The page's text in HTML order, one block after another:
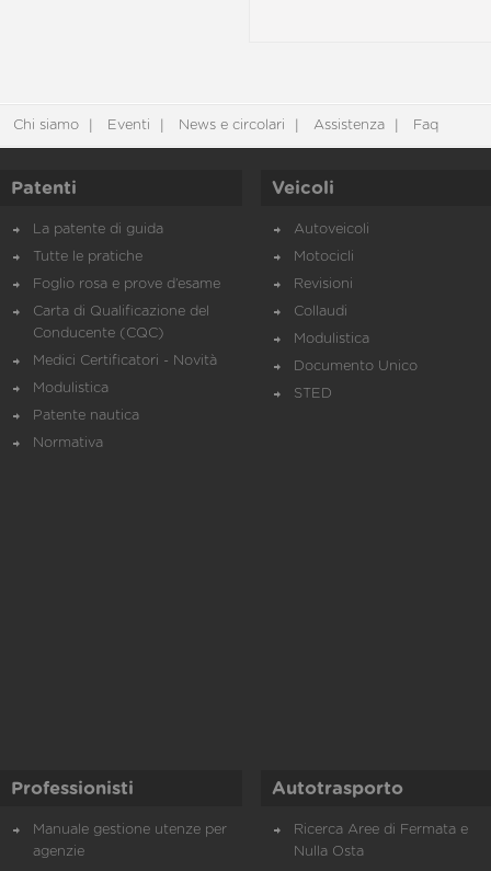
Chi siamo Eventi News e circolari Assistenza Faq
Patenti
La patente di guida
Tutte le pratiche
Foglio rosa e prove d’esame
Carta di Qualificazione del
Conducente (CQC)
Medici Certificatori - Novità
Modulistica
Patente nautica
Normativa
Veicoli
Autoveicoli
Motocicli
Revisioni
Collaudi
Modulistica
Documento Unico
STED
Professionisti
Manuale gestione utenze per
agenzie
Autotrasporto
Ricerca Aree di Fermata e
Nulla Osta